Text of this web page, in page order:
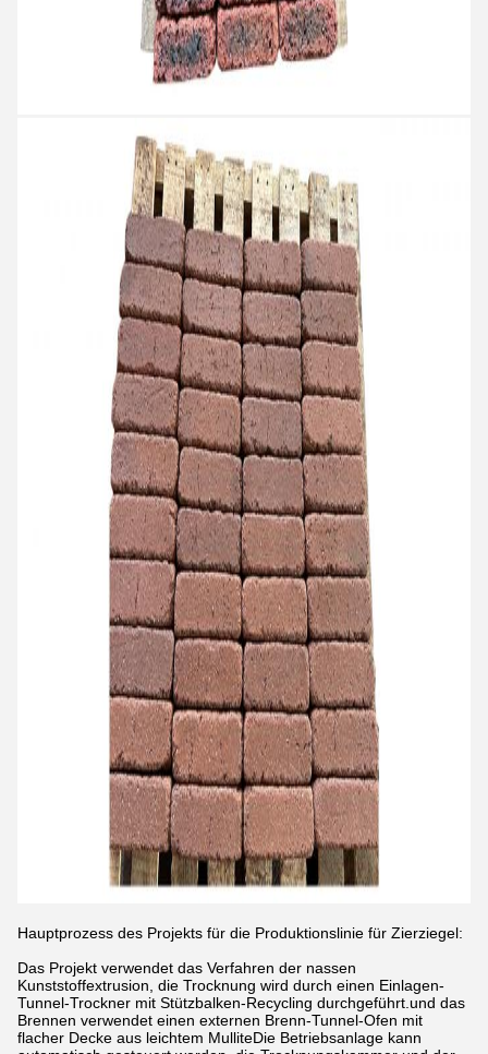
Hauptprozess des Projekts für die Produktionslinie für Zierziegel:
Das Projekt verwendet das Verfahren der nassen
Kunststoffextrusion, die Trocknung wird durch einen Einlagen-
Tunnel-Trockner mit Stützbalken-Recycling durchgeführt.und das
Brennen verwendet einen externen Brenn-Tunnel-Ofen mit
flacher Decke aus leichtem MulliteDie Betriebsanlage kann